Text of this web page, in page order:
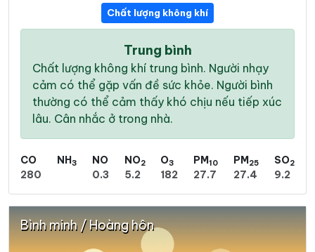
Chất lượng không khí
Trung bình
Chất lượng không khí trung bình. Người nhạy
cảm có thể gặp vấn đề sức khỏe. Người bình
thường có thể cảm thấy khó chịu nếu tiếp xúc
lâu. Cân nhắc ở trong nhà.
CO
280
NH3
NO
0.3
NO2
5.2
O3
182
PM10
27.7
PM25
27.4
SO2
9.2
Bình minh / Hoàng hôn